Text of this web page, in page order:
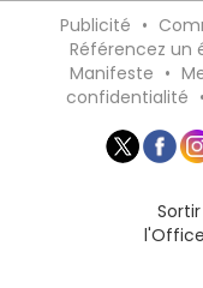
Publicité •
Référencez un
Manifeste •
confidentialité •